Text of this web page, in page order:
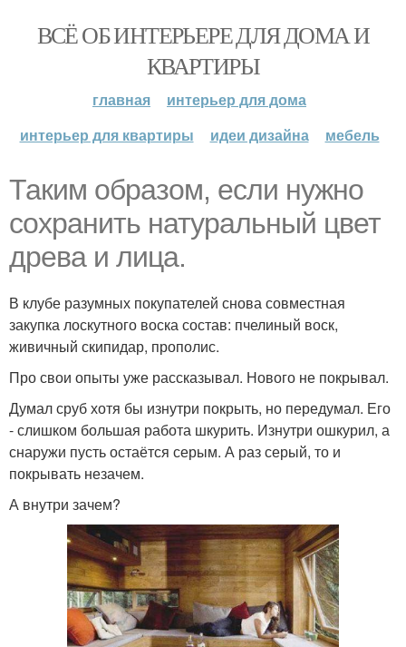
ВСЁ ОБ ИНТЕРЬЕРЕ ДЛЯ ДОМА И
КВАРТИРЫ
главная
интерьер для дома
интерьер для квартиры
идеи дизайна мебель
Таким образом, если нужно
сохранить натуральный цвет
древа и лица.
В клубе разумных покупателей снова совместная
закупка лоскутного воска состав: пчелиный воск,
живичный скипидар, прополис.
Про свои опыты уже рассказывал. Нового не покрывал.
Думал сруб хотя бы изнутри покрыть, но передумал. Его
- слишком большая работа шкурить. Изнутри ошкурил, а
снаружи пусть остаётся серым. А раз серый, то и
покрывать незачем.
А внутри зачем?